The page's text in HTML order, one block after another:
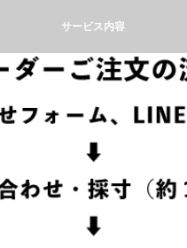
サービス内容